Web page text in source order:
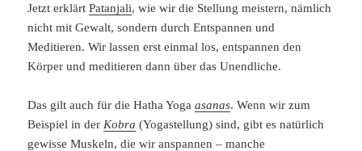
Jetzt erklärtPatanjali, wie wir die Stellung meistern, nämlich
nicht mit Gewalt, sondern durch Entspannen und
Meditieren. Wir lassen erst einmal los, entspannen den
Körper und meditieren dann über das Unendliche.
Das gilt auch für die Hatha Yogaasanas. Wenn wir zum
Beispiel in der Kobra (Yogastellung) sind, gibt es natürlich
gewisse Muskeln, die wir anspannen – manche